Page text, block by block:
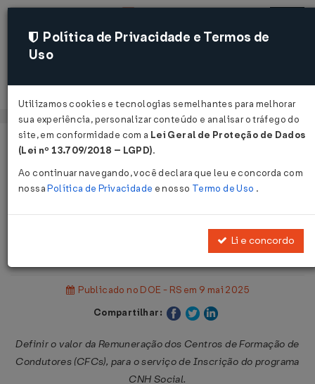
Acessar
Página Inicial
Legislações
Portaria DETRAN Nº 241 DE
Publicado no DOE - RS em 9 mai 2025
Compartilhar:
Definir o valor da Remuneração dos Centros de Formação de
Condutores (CFCs), para o serviço de Inscrição do programa
CNH Social.
Política de Privacidade e Termos de
Uso
Utilizamos cookies e tecnologias semelhantes para melhorar
sua experiência, personalizar conteúdo e analisar o tráfego do
site, em conformidade com a Lei Geral de Proteção de Dados
(Lei nº 13.709/2018 – LGPD).
Ao continuar navegando, você declara que leu e concorda com
nossaPolítica de Privacidade e nosso Termo de Uso .
Li e concordo